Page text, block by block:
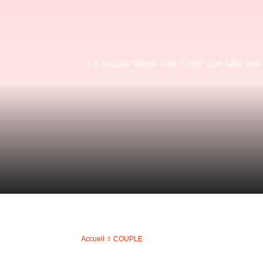
Le couple “Nous = toi + moi” doit bâtir
Accueil COUPLE